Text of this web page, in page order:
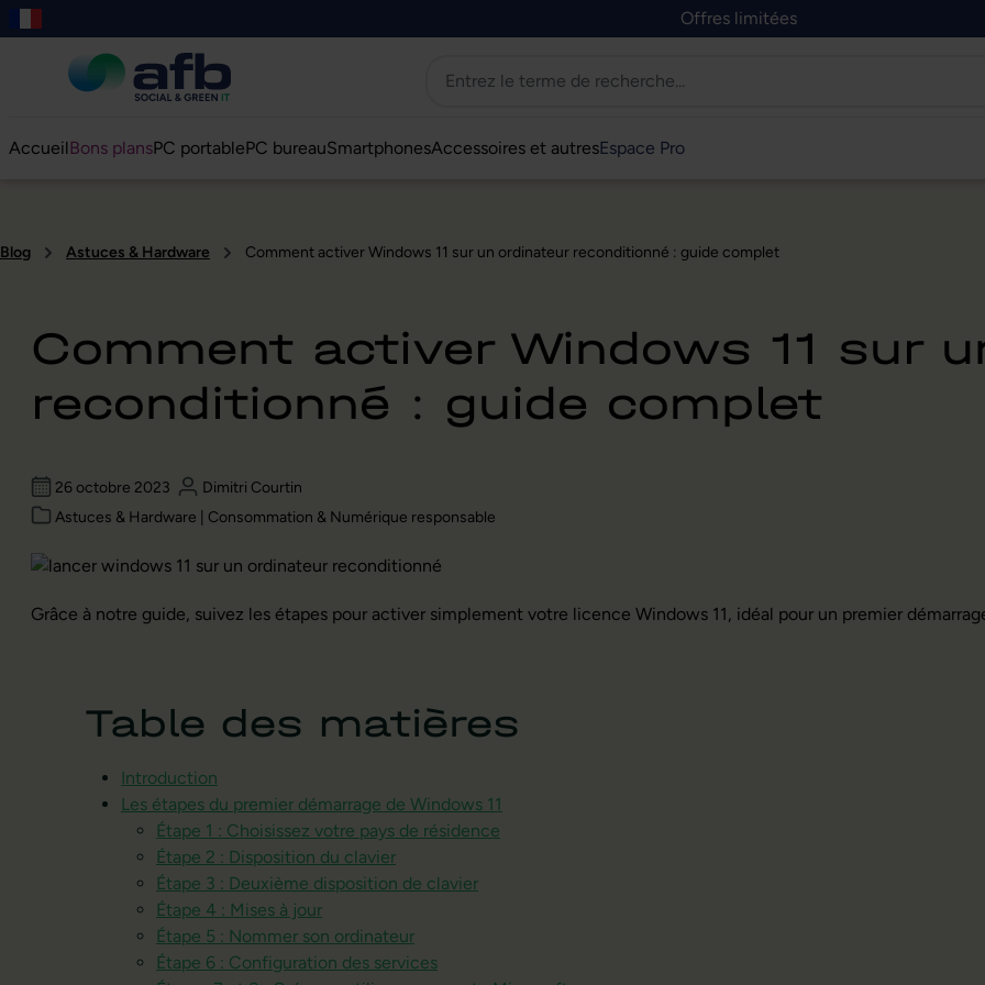
au contenu principal
à la recherche
Passer à la navigation principale
Skip to B2B platform navigation Offres limitées
AccueilBons plansPC portablePC bureauSmartphonesAccessoires et autresEspace Pro
Blog Astuces & Hardware Comment activer Windows 11 sur un ordinateur reconditionné : guide complet
Comment activer Windows 11 sur
reconditionné : guide complet
26 octobre 2023
Dimitri Courtin
Astuces & Hardware | Consommation & Numérique responsable
Grâce à notre guide, suivez les étapes pour activer simplement votre licence Windows 11, idéal pour un premier
Table des matières
Introduction
Les étapes du premier démarrage de Windows 11
Étape 1 : Choisissez votre pays de résidence
Étape 2 : Disposition du clavier
Étape 3 : Deuxième disposition de clavier
Étape 4 : Mises à jour
Étape 5 : Nommer son ordinateur
Étape 6 : Configuration des services